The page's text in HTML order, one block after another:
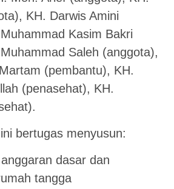
KH. Darwis Amini
Kasim Bakri
Saleh (anggota),
(pembantu), KH.
(penasehat), KH.
bertugas menyusun:
dasar dan
tangga